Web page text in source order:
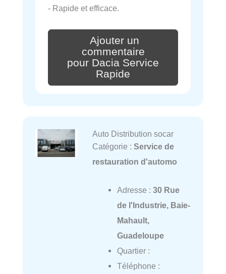
- Rapide et efficace.
Ajouter un
commentaire
pour Dacia Service
Rapide
Auto Distribution socar
Catégorie : Service de
restauration d'automo
Adresse : 30 Rue
de l'Industrie, Baie-
Mahault,
Guadeloupe
Quartier :
Téléphone :